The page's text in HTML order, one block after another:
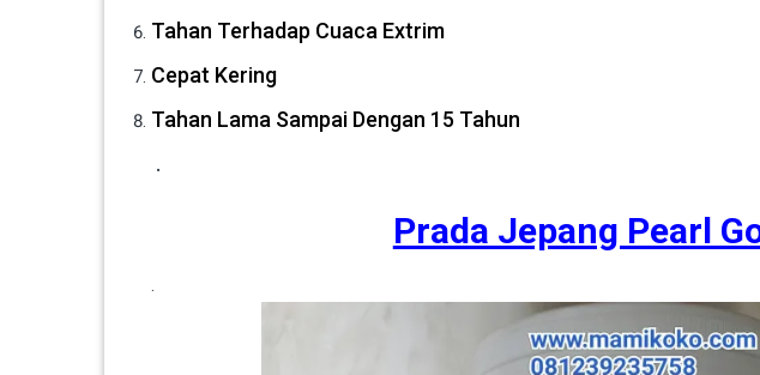
Tahan Terhadap Cuaca Extrim
Cepat Kering
Tahan Lama Sampai Dengan 15 Tahun
.
Prada Jepang Pearl
.